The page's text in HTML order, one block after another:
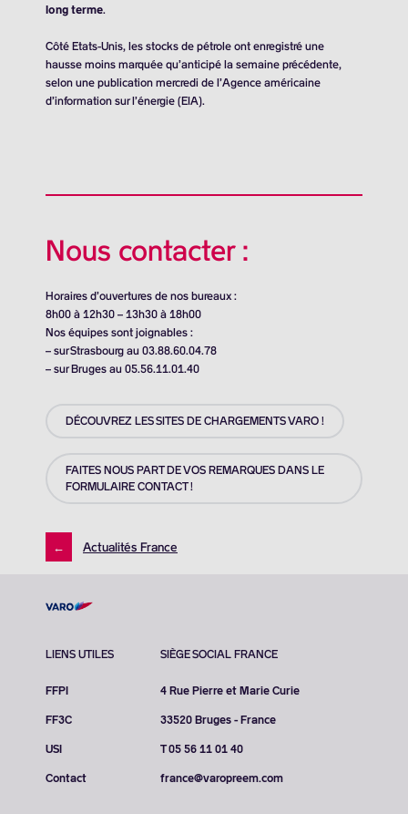
long terme.
Côté Etats-Unis, les stocks de pétrole ont enregistré une
hausse moins marquée qu’anticipé la semaine précédente,
selon une publication mercredi de l’Agence américaine
d’information sur l’énergie (EIA).
Nous contacter :
Horaires d’ouvertures de nos bureaux :
8h00 à 12h30 – 13h30 à 18h00
Nos équipes sont joignables :
– sur Strasbourg au 03.88.60.04.78
– sur Bruges au 05.56.11.01.40
DÉCOUVREZ LES SITES DE CHARGEMENTS VARO !
FAITES NOUS PART DE VOS REMARQUES DANS LE
FORMULAIRE CONTACT !
← Actualités France
LIENS UTILES
FFPI
FF3C
USI
Contact
SIÈGE SOCIAL FRANCE
4 Rue Pierre et Marie Curie
33520 Bruges - France
T 05 56 11 01 40
france@varopreem.com